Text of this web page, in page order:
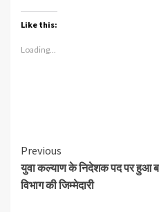
Like this:
Loading...
Continue
Reading
Previous
युवा कल्याण के निदेशक पद पर हुआ
विभाग की जिम्मेदारी